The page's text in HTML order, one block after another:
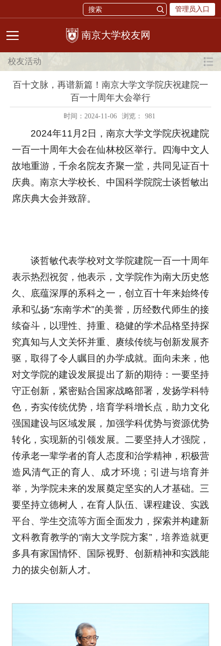
管理员入口
校友网
校友活动
百十文脉，再谱新篇！南京大学文学院庆祝建院一
百一十周年大会举行
时间：2024-11-06 浏览： 981
2024年11月2日，南京大学文学院庆祝建院
一百一十周年大会在仙林校区举行。四海中文人
故地重游，千余名院友齐聚一堂，共同见证百十
庆典。南京大学校长、中国科学院院士谈哲敏出
席庆典大会并致辞。
谈哲敏代表学校对文学院建院一百一十周年
表示热烈祝贺，他表示，文学院作为南大历史悠
久、底蕴深厚的系科之一，创立百十年来始终传
承和弘扬“东南学术”的美誉，历经数代师生的接
续奋斗，以理性、持重、稳健的学术品格坚持探
究真知与人文关怀并重、赓续传统与创新发展齐
驱，取得了令人瞩目的办学成就。面向未来，他
对文学院的建设发展提出了新的期待：一要坚持
守正创新，紧密贴合国家战略部署，发扬学科特
色，夯实传统优势，培育学科增长点，助力文化
强国建设与区域发展，加强学科优势与资源优势
转化，实现新的引领发展。二要坚持人才强院，
传承老一辈学者的育人态度和治学精神，积极营
造风清气正的育人、成才环境；引进与培育并
举，为学院未来的发展奠定坚实的人才基础。三
要坚持立德树人，在育人队伍、课程建设、实践
平台、学生交流等方面全面发力，探索并构建新
文科教育教学的“南大文学院方案”，培养造就更
多具有家国情怀、国际视野、创新精神和实践能
力的拔尖创新人才。